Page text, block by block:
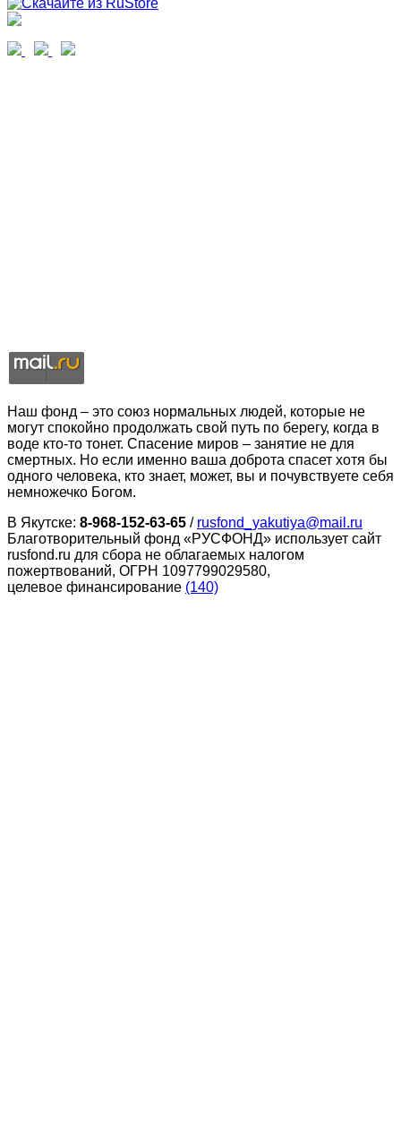
Наш фонд – это союз нормальных людей, которые не
могут спокойно продолжать свой путь по берегу, когда в
воде кто-то тонет. Спасение миров – занятие не для
смертных. Но если именно ваша доброта спасет хотя бы
одного человека, кто знает, может, вы и почувствуете себя
немножечко Богом.
В Якутске: 8-968-152-63-65 / rusfond_yakutiya@mail.ru
Благотворительный фонд «РУСФОНД» использует сайт
rusfond.ru для сбора не облагаемых налогом
пожертвований, ОГРН 1097799029580,
целевое финансирование (140)